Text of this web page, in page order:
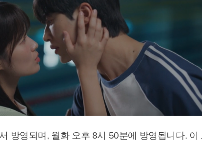
방영되며, 월화 오후 8시 50분에 방영됩니다. 이